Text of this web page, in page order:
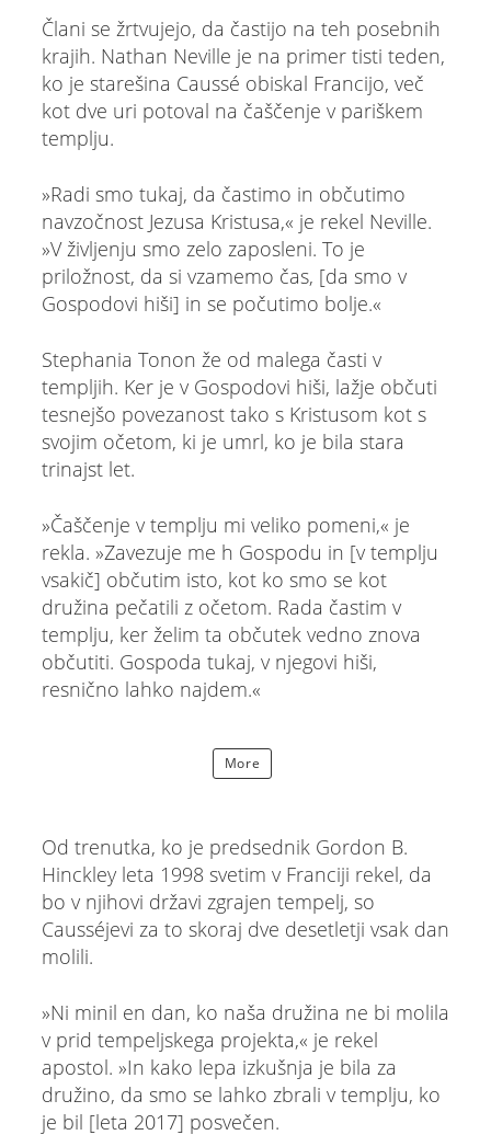
Člani se žrtvujejo, da častijo na teh posebnih
krajih. Nathan Neville je na primer tisti teden,
ko je starešina Caussé obiskal Francijo, več
kot dve uri potoval na čaščenje v pariškem
templju.
»Radi smo tukaj, da častimo in občutimo
navzočnost Jezusa Kristusa,« je rekel Neville.
»V življenju smo zelo zaposleni. To je
priložnost, da si vzamemo čas, [da smo v
Gospodovi hiši] in se počutimo bolje.«
Stephania Tonon že od malega časti v
templjih. Ker je v Gospodovi hiši, lažje občuti
tesnejšo povezanost tako s Kristusom kot s
svojim očetom, ki je umrl, ko je bila stara
trinajst let.
»Čaščenje v templju mi veliko pomeni,« je
rekla. »Zavezuje me h Gospodu in [v templju
vsakič] občutim isto, kot ko smo se kot
družina pečatili z očetom. Rada častim v
templju, ker želim ta občutek vedno znova
občutiti. Gospoda tukaj, v njegovi hiši,
resnično lahko najdem.«
More
Od trenutka, ko je predsednik Gordon B.
Hinckley leta 1998 svetim v Franciji rekel, da
bo v njihovi državi zgrajen tempelj, so
Causséjevi za to skoraj dve desetletji vsak dan
molili.
»Ni minil en dan, ko naša družina ne bi molila
v prid tempeljskega projekta,« je rekel
apostol. »In kako lepa izkušnja je bila za
družino, da smo se lahko zbrali v templju, ko
je bil [leta 2017] posvečen.